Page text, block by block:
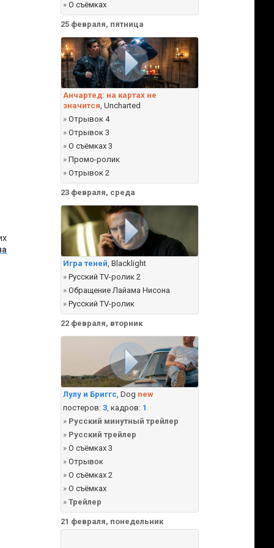
» О съёмках
25 февраля, пятница
Анчартед: на картах не
значится, Uncharted
» Отрывок 4
» Отрывок 3
» О съёмках 3
» Промо-ролик
» Отрывок 2
23 февраля, среда
Игра теней, Blacklight
» Русский TV-ролик 2
» Обращение Лайама Нисона
» Русский TV-ролик
22 февраля, вторник
Лулу и Бриггс, Dog new
постеров: 3, кадров: 1
» Русский минутный трейлер
» Русский трейлер
» О съёмках 3
» Отрывок
» О съёмках 2
» О съёмках
» Трейлер
21 февраля, понедельник